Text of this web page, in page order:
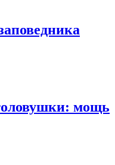
мощь